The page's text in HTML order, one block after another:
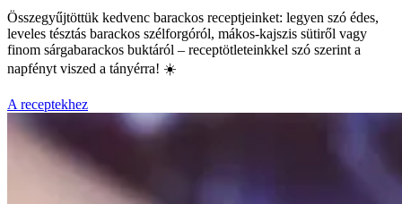
Összegyűjtöttük kedvenc barackos receptjeinket: legyen szó édes,
leveles tésztás barackos szélforgóról, mákos-kajszis sütiről vagy
finom sárgabarackos buktáról – receptötleteinkkel szó szerint a
napfényt viszed a tányérra! ☀️
A receptekhez